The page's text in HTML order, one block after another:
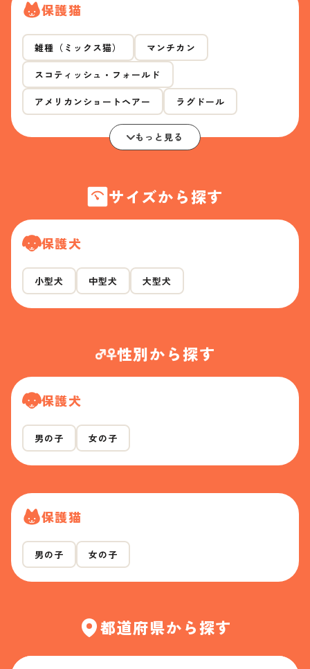
保護猫
雑種（ミックス猫） マンチカン
スコティッシュ・フォールド
アメリカンショートヘアー ラグドール
もっと見る
サイズから探す
保護犬
小型犬 中型犬 大型犬
性別から探す
保護犬
男の子 女の子
保護猫
男の子 女の子
都道府県から探す